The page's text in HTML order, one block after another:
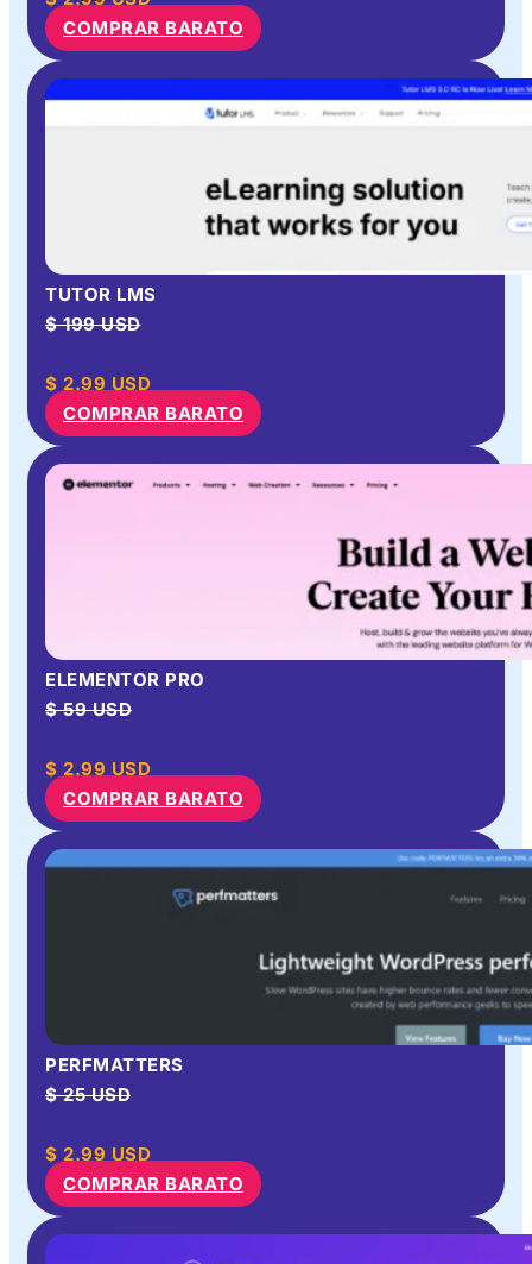
COMPRAR BARATO
TUTOR LMS
$ 199 USD
$ 2.99 USD
COMPRAR BARATO
ELEMENTOR PRO
$ 59 USD
$ 2.99 USD
COMPRAR BARATO
PERFMATTERS
$ 25 USD
$ 2.99 USD
COMPRAR BARATO